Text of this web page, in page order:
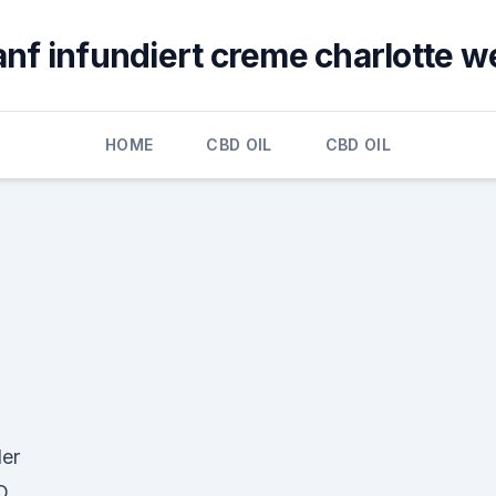
infundiert creme charlotte
HOME CBD OIL CBD OIL